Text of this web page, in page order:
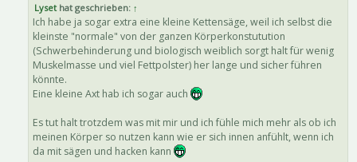
Lyset hat geschrieben: ↑
Ich habe ja sogar extra eine kleine Kettensäge, weil ich selbst die
kleinste "normale" von der ganzen Körperkonstutution
(Schwerbehinderung und biologisch weiblich sorgt halt für wenig
Muskelmasse und viel Fettpolster) her lange und sicher führen
könnte.
Eine kleine Axt hab ich sogar auch
Es tut halt trotzdem was mit mir und ich fühle mich mehr als ob ich
meinen Körper so nutzen kann wie er sich innen anfühlt, wenn ich
da mit sägen und hacken kann